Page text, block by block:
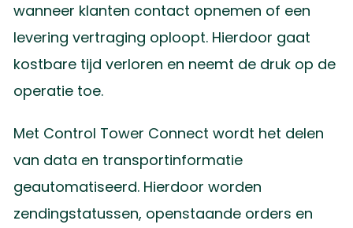
wanneer klanten contact opnemen of een
levering vertraging oploopt. Hierdoor gaat
kostbare tijd verloren en neemt de druk op de
operatie toe.
Met Control Tower Connect wordt het delen
van data en transportinformatie
geautomatiseerd. Hierdoor worden
zendingstatussen, openstaande orders en